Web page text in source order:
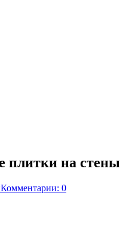
плитки на стены
Комментарии: 0